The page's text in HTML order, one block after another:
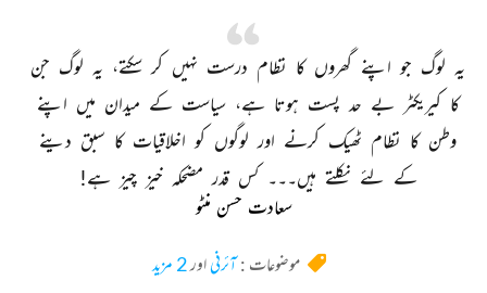
یہ لوگ جو اپنے گھروں کا نظام درست نہیں کر سکتے، یہ لوگ جن
کا کیریکٹر بے حد پست ہوتا ہے، سیاست کے میدان میں اپنے
وطن کا نظام ٹھیک کرنے اور لوگوں کو اخلاقیات کا سبق دینے
کے لئے نکلتے ہیں۔۔۔ کس قدر مضحکہ خیز چیز ہے!
سعادت حسن منٹو
موضوعات :آئرنیاور2 مزید